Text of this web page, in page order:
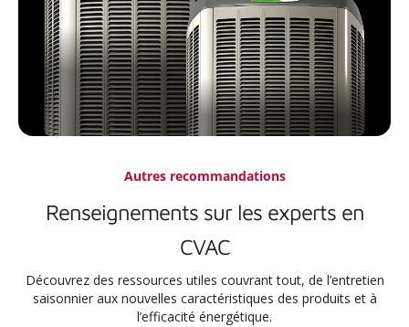
Autres recommandations
Renseignements sur les experts en
CVAC
Découvrez des ressources utiles couvrant tout, de l’entretien
saisonnier aux nouvelles caractéristiques des produits et à
l’efficacité énergétique.